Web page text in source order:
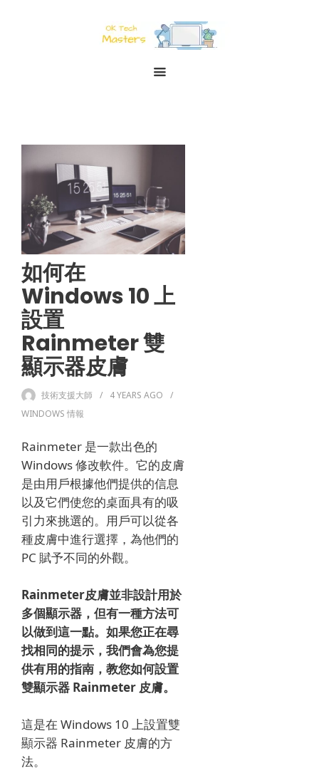
如何在
Windows 10 上
設置
Rainmeter 雙
顯示器皮膚
技術支援大師 4 YEARS AGO
WINDOWS 情報
Rainmeter 是一款出色的
Windows 修改軟件。 它的皮膚
是由用戶根據他們提供的信息
以及它們使您的桌面具有的吸
引力來挑選的。 用戶可以從各
種皮膚中進行選擇，為他們的
PC 賦予不同的外觀。
Rainmeter皮膚並非設計用於
多個顯示器，但有一種方法可
以做到這一點。 如果您正在尋
找相同的提示，我們會為您提
供有用的指南，教您如何設置
雙顯示器 Rainmeter 皮膚。
這是在 Windows 10 上設置雙
顯示器 Rainmeter 皮膚的方
法。